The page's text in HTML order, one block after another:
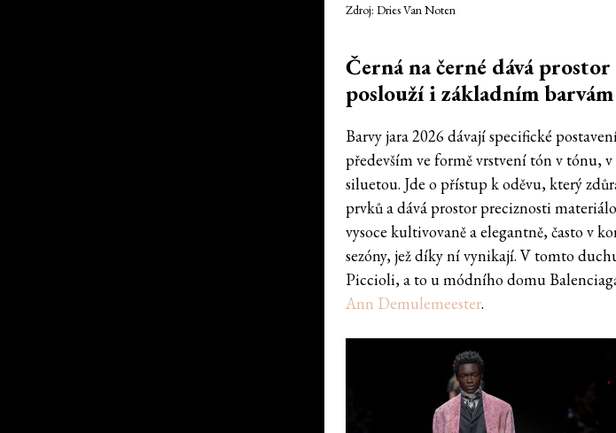
Zdroj: Dries Van Noten
Černá na černé dává
poslouží i základním barvám
Barvy jara 2026 dávají specifické
především ve formě vrstvení tón v tónu,
siluetou. Jde o přístup k oděvu, který
prvků a dává prostor preciznosti
vysoce kultivovaně a elegantně, často v
sezóny, jež díky ní vynikají. V tomto
Piccioli, a to u módního domu
Ann Demulemeester.